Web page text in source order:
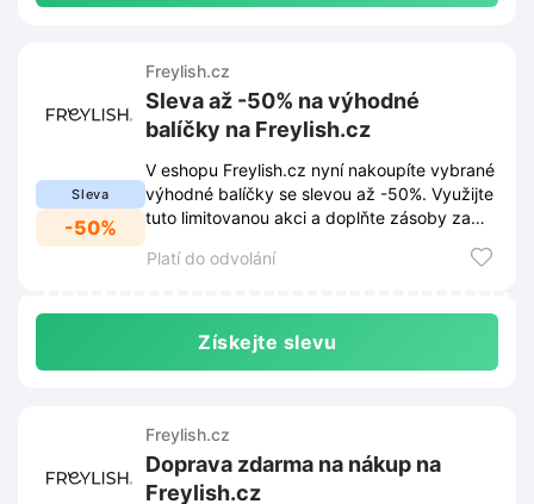
Sleva
-50%
Freylish.cz
Sleva až -50% na výhodné
balíčky na Freylish.cz
V eshopu Freylish.cz nyní nakoupíte vybrané
výhodné balíčky se slevou až -50%. Využijte
tuto limitovanou akci a doplňte zásoby za
Platí do odvolání
Získejte slevu
Freylish.cz
Doprava zdarma na nákup na
Freylish.cz